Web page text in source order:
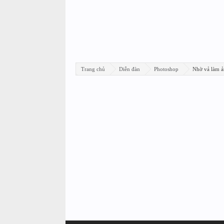
Trang chủ Diễn đàn Photoshop Nhờ vả làm